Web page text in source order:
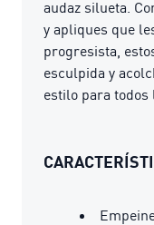
audaz silueta.
y apliques que
progresista,
esculpida y
estilo para todos